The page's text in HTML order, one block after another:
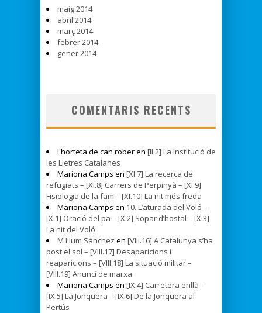
maig 2014
abril 2014
març 2014
febrer 2014
gener 2014
COMENTARIS RECENTS
l'horteta de can rober en [II.2] La Institució de
les Lletres Catalanes
Mariona Camps en [XI.7] La recerca de
refugiats – [XI.8] Carrers de Perpinyà – [XI.9]
Fisiologia de la fam – [XI.10] La nit més freda
Mariona Camps en 10. L’aturada del Voló –
[X.1] Oració del pa – [X.2] Sopar d’hostal – [X.3]
La nit del Voló
M Llum Sánchez en [VIII.16] A Catalunya s’ha
post el sol – [VIII.17] Desaparicions i
reaparicions – [VIII.18] La situació militar –
[VIII.19] Anunci de marxa
Mariona Camps en [IX.4] Carretera enllà –
[IX.5] La Jonquera – [IX.6] De la Jonquera al
Pertús